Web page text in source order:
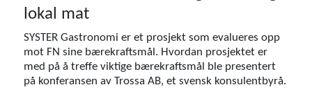
lokal mat
SYSTER Gastronomi er et prosjekt som evalueres opp
mot FN sine bærekraftsmål. Hvordan prosjektet er
med på å treffe viktige bærekraftsmål ble presentert
på konferansen av Trossa AB, et svensk konsulentbyrå.